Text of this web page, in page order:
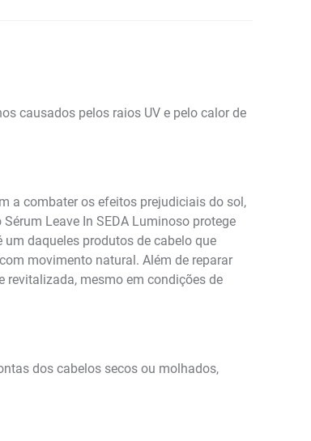
causados pelos raios UV e pelo calor de
a combater os efeitos prejudiciais do sol,
Leave In SEDA Luminoso protege
daqueles produtos de cabelo que
movimento natural. Além de reparar
mesmo em condições de
dos cabelos secos ou molhados,